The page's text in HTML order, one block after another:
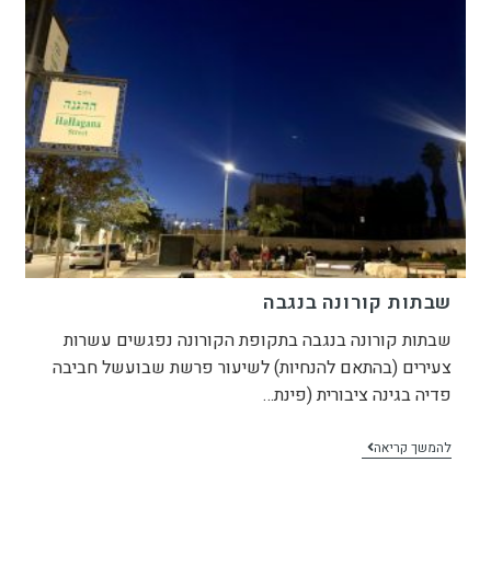
שבתות קורונה בנגבה
שבתות קורונה בנגבה בתקופת הקורונה נפגשים עשרות
צעירים (בהתאם להנחיות) לשיעור פרשת שבועשל חביבה
פדיה בגינה ציבורית (פינת…
להמשך קריאה